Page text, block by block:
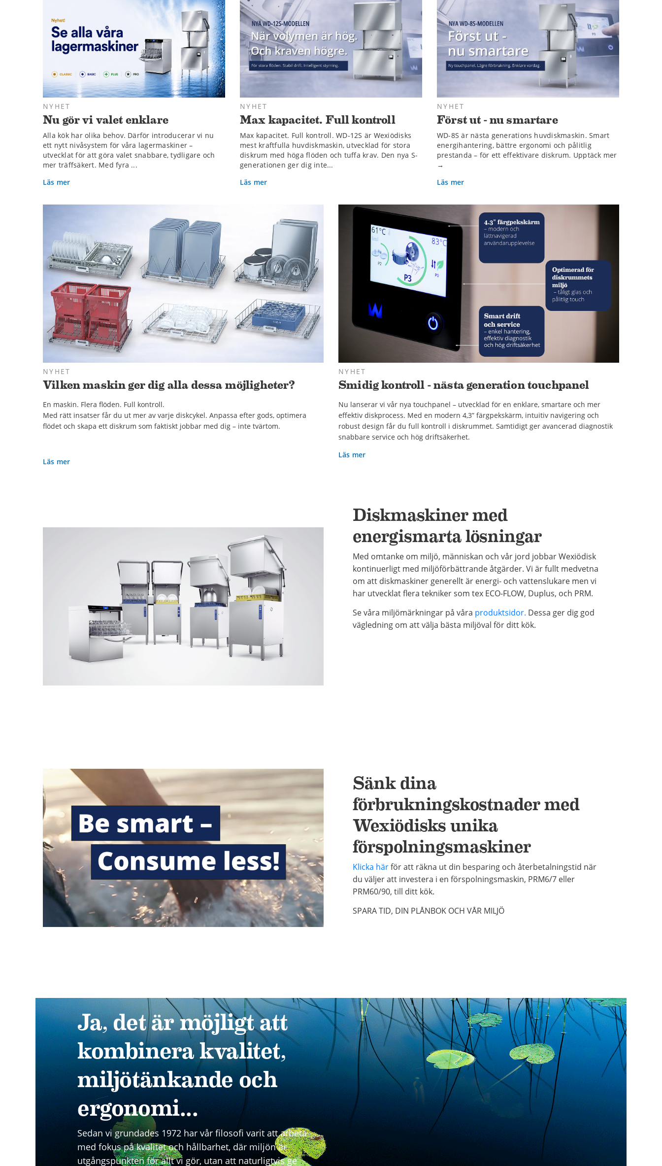
NYHET
Nu gör vi valet enklare
Alla kök har olika behov. Därför introducerar vi nu
ett nytt nivåsystem för våra lagermaskiner –
utvecklat för att göra valet snabbare, tydligare och
mer träffsäkert. Med fyra ...
Läs mer
NYHET
Max kapacitet. Full kontroll
Max kapacitet. Full kontroll. WD-12S är Wexiödisks
mest kraftfulla huvdiskmaskin, utvecklad för stora
diskrum med höga flöden och tuffa krav. Den nya S-
generationen ger dig inte...
Läs mer
NYHET
Först ut - nu smartare
WD-8S är nästa generations huvdiskmaskin. Smart
energihantering, bättre ergonomi och pålitlig
prestanda – för ett effektivare diskrum. Upptäck mer
→
Läs mer
NYHET
Vilken maskin ger dig alla dessa möjligheter?
En maskin. Flera flöden. Full kontroll.
Med rätt insatser får du ut mer av varje diskcykel. Anpassa efter gods, optimera
flödet och skapa ett diskrum som faktiskt jobbar med dig – inte tvärtom.
Läs mer
NYHET
Smidig kontroll - nästa generation touchpanel
Nu lanserar vi vår nya touchpanel – utvecklad för en enklare, smartare och mer
effektiv diskprocess. Med en modern 4,3” färgpekskärm, intuitiv navigering och
robust design får du full kontroll i diskrummet. Samtidigt ger avancerad diagnostik
snabbare service och hög driftsäkerhet.
Läs mer
Diskmaskiner med
energismarta lösningar
Med omtanke om miljö, människan och vår jord jobbar Wexiödisk
kontinuerligt med miljöförbättrande åtgärder. Vi är fullt medvetna
om att diskmaskiner generellt är energi- och vattenslukare men vi
har utvecklat flera tekniker som tex ECO-FLOW, Duplus, och PRM.
Se våra miljömärkningar på våra produktsidor. Dessa ger dig god
vägledning om att välja bästa miljöval för ditt kök.
Sänk dina
förbrukningskostnader med
Wexiödisks unika
förspolningsmaskiner
Klicka härför att räkna ut din besparing och återbetalningstid när
du väljer att investera i en förspolningsmaskin, PRM6/7 eller
PRM60/90, till ditt kök.
SPARA TID, DIN PLÅNBOK OCH VÅR MILJÖ
Ja, det är möjligt att
kombinera kvalitet,
miljötänkande och
ergonomi...
Sedan vi grundades 1972 har vår filosofi varit att arbeta
med fokus på kvalitet och hållbarhet, där miljön är
utgångspunkten för allt vi gör, utan att naturligtvis ge